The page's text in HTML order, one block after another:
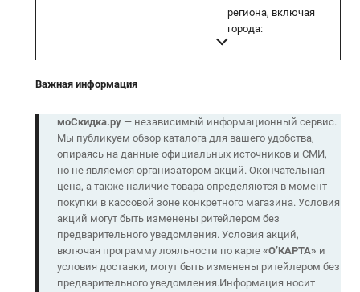
региона, включая
города:
Важная информация
моСкидка.ру— независимый информационный сервис.
Мы публикуем обзор каталога для вашего удобства,
опираясь на данные официальных источников и СМИ,
но не являемся организатором акций. Окончательная
цена, а также наличие товара определяются в момент
покупки в кассовой зоне конкретного магазина. Условия
акций могут быть изменены ритейлером без
предварительного уведомления. Условия акций,
включая программу лояльности по карте «О’КАРТА» и
условия доставки, могут быть изменены ритейлером без
предварительного уведомления.Информация носит